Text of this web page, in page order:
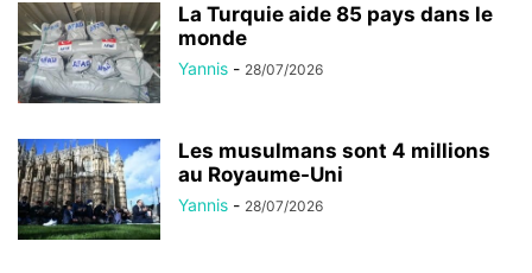
La Turquie aide 85 pays dans le
monde
Yannis - 28/07/2026
Les musulmans sont 4 millions
au Royaume-Uni
Yannis - 28/07/2026